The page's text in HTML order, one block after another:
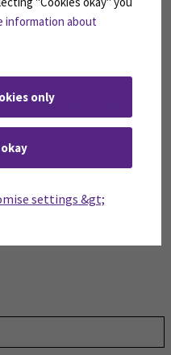
information about
only
settings &gt;
Tekniikka, puh. 040-
kauppakamarin